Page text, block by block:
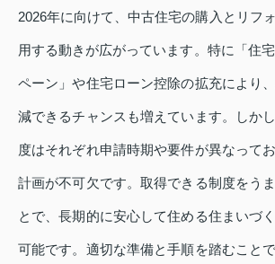
2026年に向けて、中古住宅の購入とリフ
用する動きが広がっています。特に「住
ペーン」や住宅ローン控除の拡充により
減できるチャンスも増えています。しか
度はそれぞれ申請時期や要件が異なって
計画が不可欠です。取得できる制度をう
とで、長期的に安心して住める住まいづ
可能です。適切な準備と手順を踏むこと